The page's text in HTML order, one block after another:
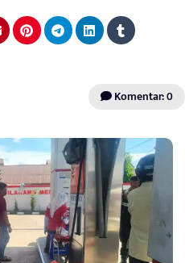
Komentar: 0